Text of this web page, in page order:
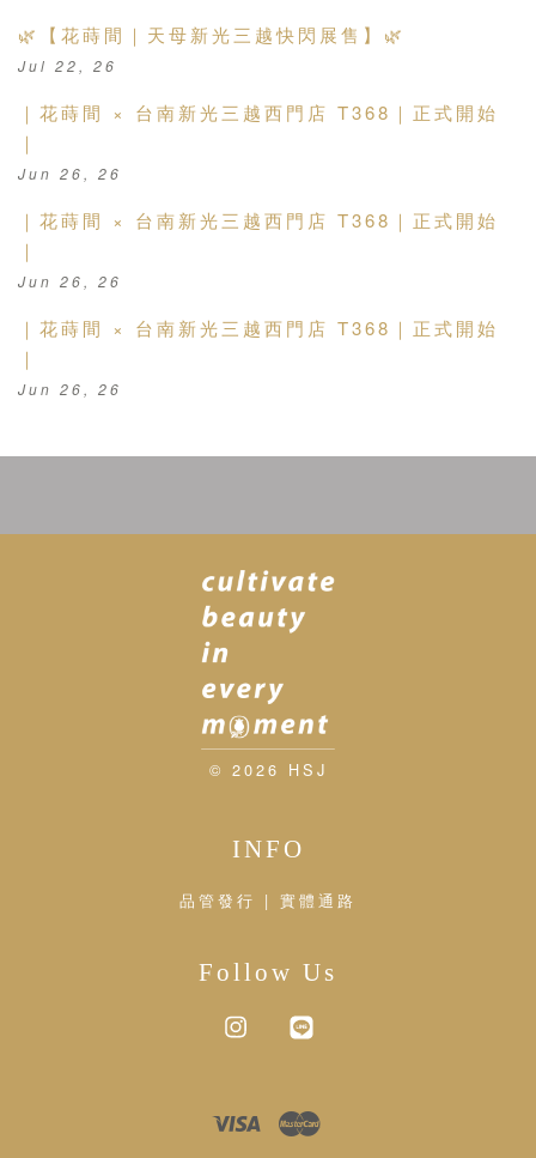
🌿【花蒔間｜天母新光三越快閃展售】🌿
Jul 22, 26
｜花蒔間 × 台南新光三越西門店 T368｜正式開始
｜
Jun 26, 26
｜花蒔間 × 台南新光三越西門店 T368｜正式開始
｜
Jun 26, 26
｜花蒔間 × 台南新光三越西門店 T368｜正式開始
｜
Jun 26, 26
© 2026 HSJ
INFO
品管發行 | 實體通路
Follow Us
Instagram
Visa